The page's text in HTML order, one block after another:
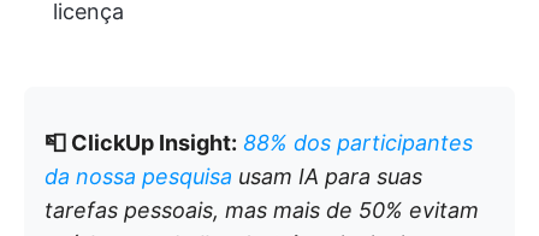
licença
📮 ClickUp Insight: 88% dos participantes
da nossa pesquisa usam IA para suas
tarefas pessoais, mas mais de 50% evitam